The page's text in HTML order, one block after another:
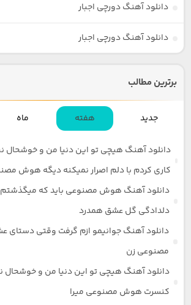
دانلود آهنگ دورچی اجبار
دانلود آهنگ دورچی اجبار
برترین مطالب
جدید هفته ماه
دانلود آهنگ هیچی تو این دنیا من و خوشحال
کاری کردم با دلم اصرار نمیکنه دیگه هوش
دانلود آهنگ هوش مصنوعی باید که
دلدادگی گل عشق همدرد
دانلود آهنگ جوانیمو ازم گرفت وقتی
مصنوعی زن
دانلود آهنگ هیچی تو این دنیا من و خوشحال
کنسرت هوش مصنوعی میرا